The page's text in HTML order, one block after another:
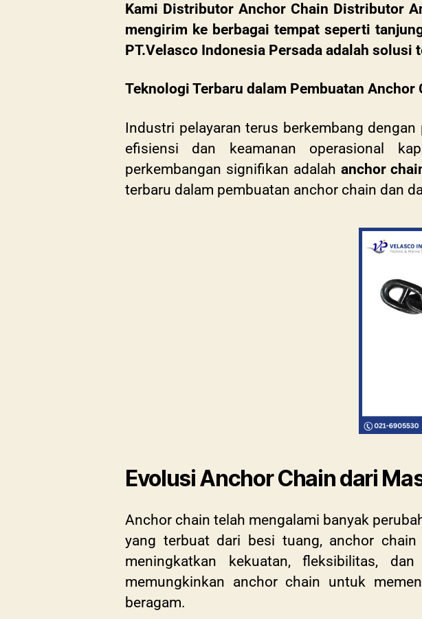
Kami Distributor Anchor Chain Distributor
mengirim ke berbagai tempat seperti
PT.Velasco Indonesia Persada adalah solusi
Teknologi Terbaru dalam Pembuatan
Industri pelayaran terus berkembang
efisiensi dan keamanan operasional
perkembangan signifikan adalah anchor
terbaru dalam pembuatan anchor chain dan
Evolusi Anchor Chain dari
Anchor chain telah mengalami banyak
yang terbuat dari besi tuang, anchor
meningkatkan kekuatan, fleksibilitas,
memungkinkan anchor chain untuk
beragam.